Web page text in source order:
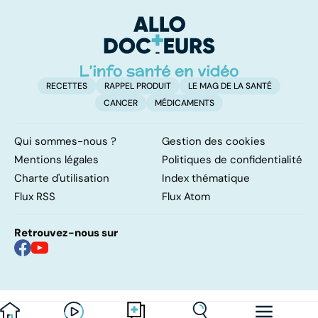
RECETTES RAPPEL PRODUIT
LE MAG DE LA SANTÉ
CANCER
MÉDICAMENTS
Qui sommes-nous ?
Gestion des cookies
Mentions légales
Politiques de confidentialité
Charte d'utilisation
Index thématique
Flux RSS
Flux Atom
Retrouvez-nous sur